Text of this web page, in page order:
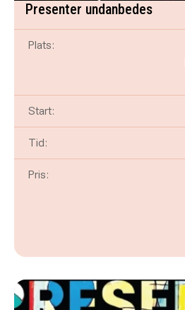
Presenter undanbedes
Plats:
Start:
Tid:
Pris: